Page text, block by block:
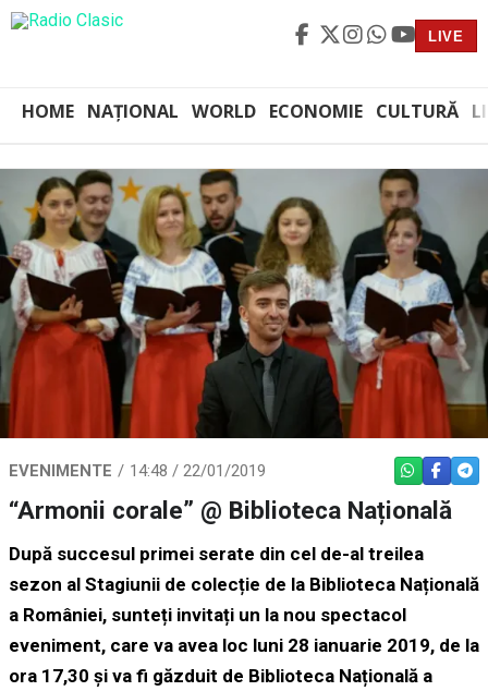
LIVE
HOME NAȚIONAL WORLD ECONOMIE CULTURĂ
EVENIMENTE 14:48 / 22/01/2019 WHATSAPP
“Armonii corale” @ Biblioteca Națională
După succesul primei serate din cel de-al treilea
sezon al Stagiunii de colecție de la Biblioteca Națională
a României, sunteți invitați un la nou spectacol
eveniment, care va avea loc luni 28 ianuarie 2019, de la
ora 17,30 și va fi găzduit de Biblioteca Națională a